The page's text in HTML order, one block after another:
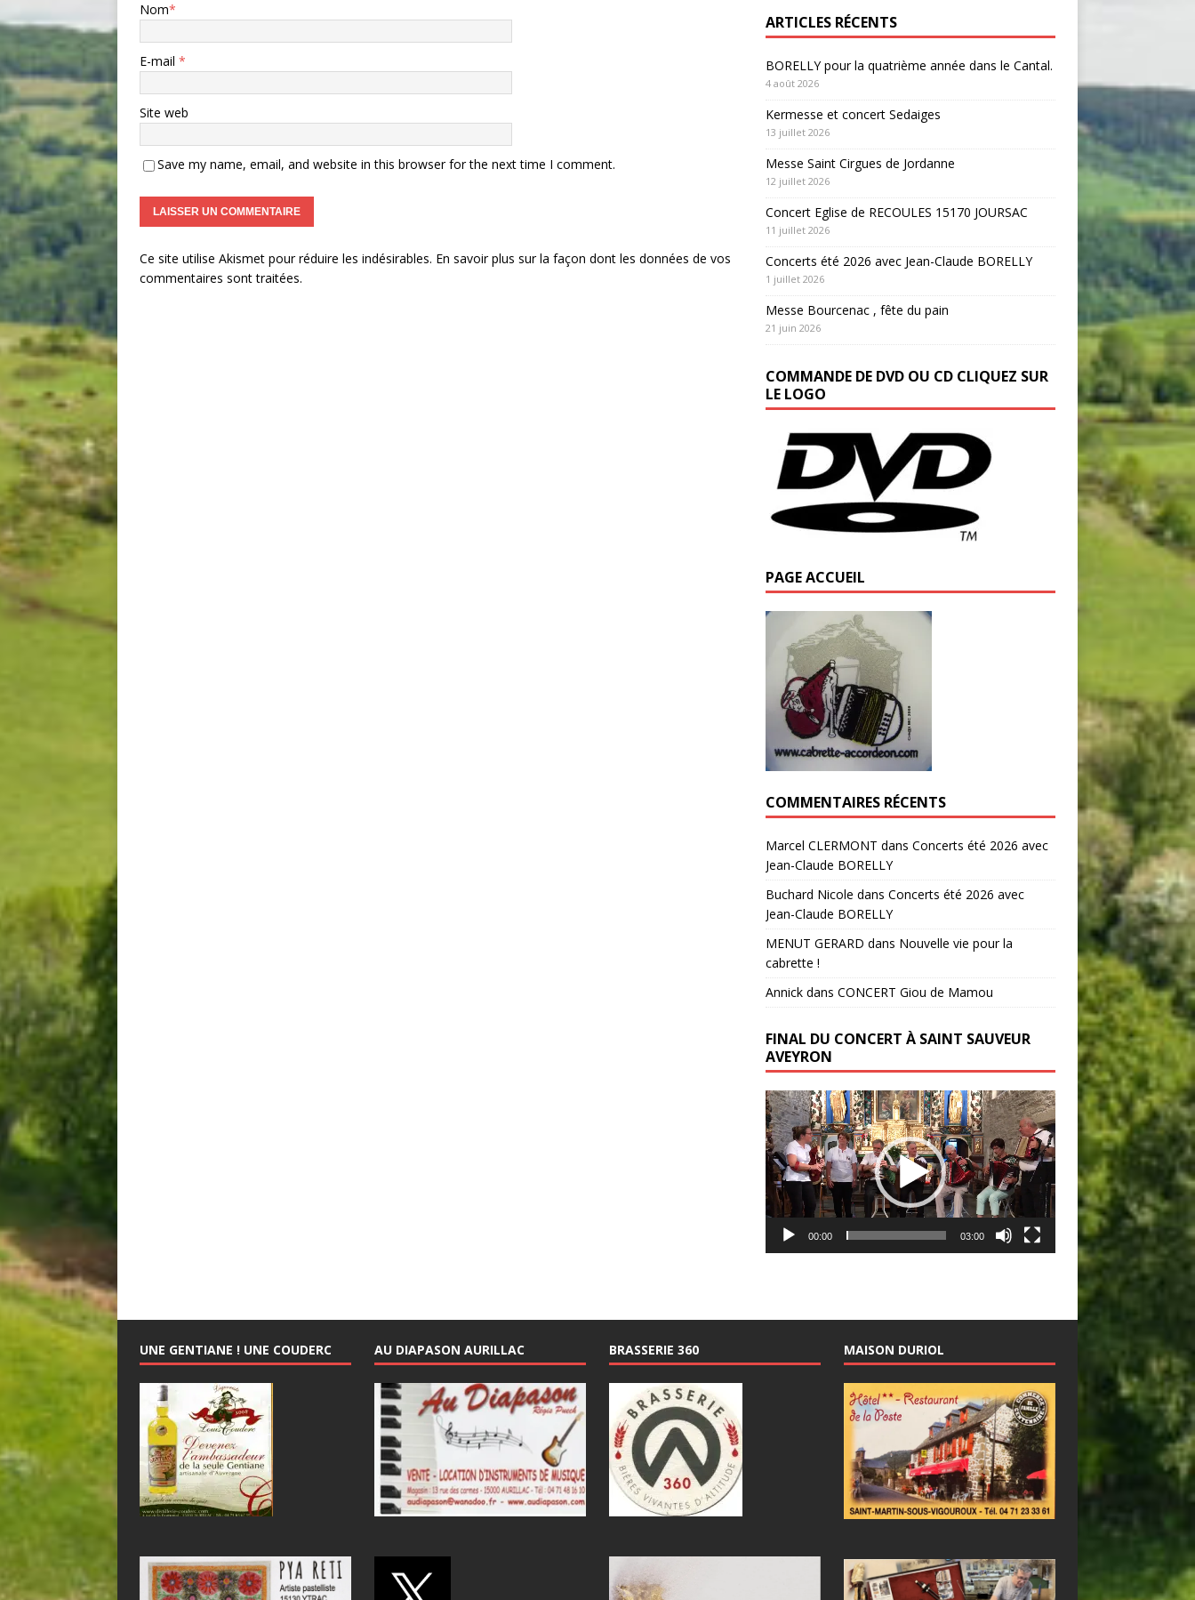
Nom*
E-mail *
Site web
Save my name, email, and website in this browser for the next time I comment.
Ce site utilise Akismet pour réduire les indésirables. En savoir plus sur la façon dont les données de vos
commentaires sont traitées.
ARTICLES RÉCENTS
BORELLY pour la quatrième année dans le Cantal.
4 août 2026
Kermesse et concert Sedaiges
13 juillet 2026
Messe Saint Cirgues de Jordanne
12 juillet 2026
Concert Eglise de RECOULES 15170 JOURSAC
11 juillet 2026
Concerts été 2026 avec Jean-Claude BORELLY
1 juillet 2026
Messe Bourcenac , fête du pain
21 juin 2026
COMMANDE DE DVD OU CD CLIQUEZ SUR
LE LOGO
PAGE ACCUEIL
COMMENTAIRES RÉCENTS
Marcel CLERMONT dans Concerts été 2026 avec
Jean-Claude BORELLY
Buchard Nicole dans Concerts été 2026 avec
Jean-Claude BORELLY
MENUT GERARD dans Nouvelle vie pour la
cabrette !
Annickdans CONCERT Giou de Mamou
FINAL DU CONCERT À SAINT SAUVEUR
AVEYRON
Lecteur
vidéo
00:00 03:00
UNE GENTIANE ! UNE COUDERC AU DIAPASON AURILLAC BRASSERIE 360 MAISON DURIOL